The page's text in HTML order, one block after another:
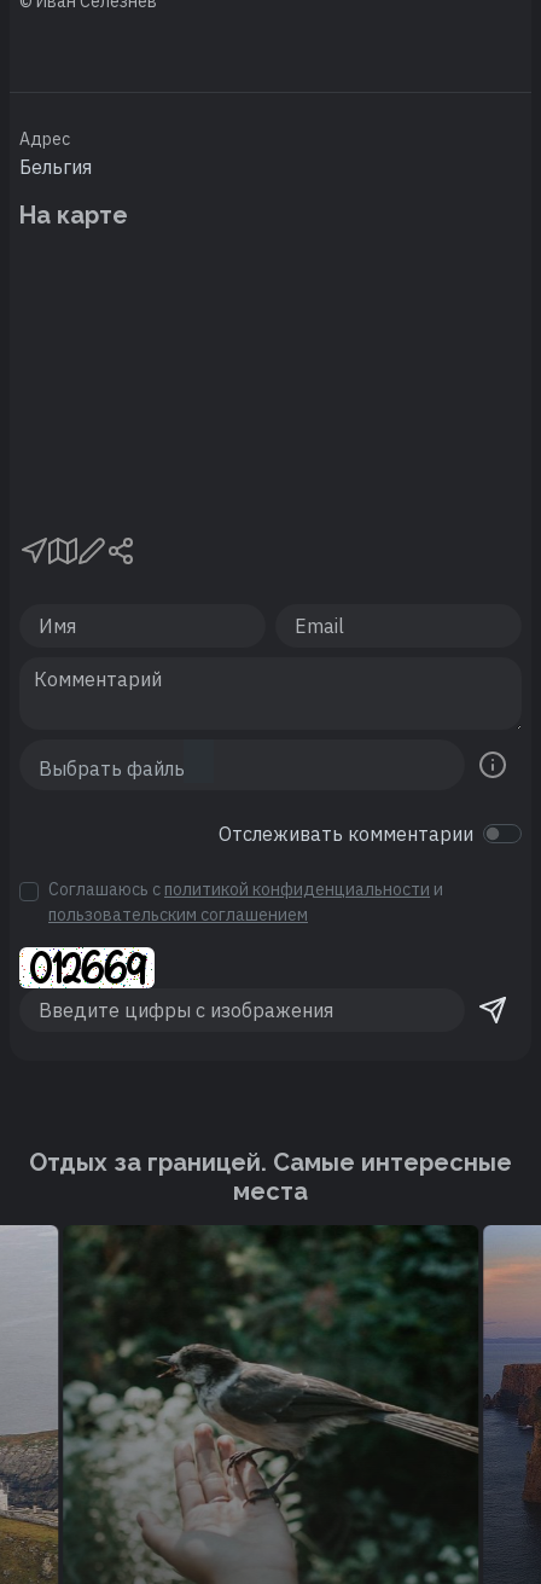
Адрес
Бельгия
На карте
Отслеживать комментарии
Соглашаюсь с политикой конфиденциальности и
пользовательским соглашением
Отдых за границей. Cамые интересные
места